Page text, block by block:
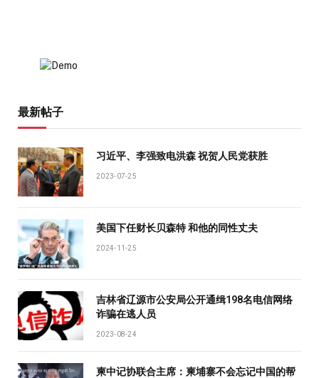
最新帖子
习近平、李强致电洪森 祝贺人民党获胜
2023-07-25
美国下任财长贝森特 和他的同性丈夫
2024-11-25
吉林省辽源市公安局公开通缉198名电信网络
诈骗在逃人员
2023-08-24
柬中记协联合主席：柬埔寨不会忘记中国的帮